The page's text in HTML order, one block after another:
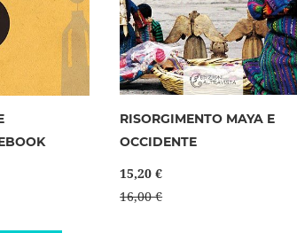
RISORGIMENTO MAYA E
OCCIDENTE
15,20 €
16,00 €